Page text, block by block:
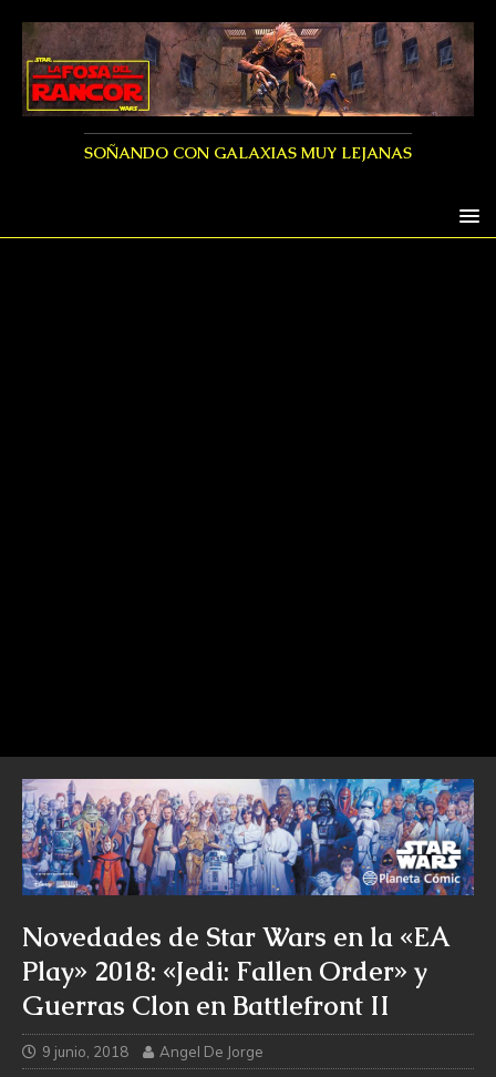
SOÑANDO CON GALAXIAS MUY LEJANAS
Novedades de Star Wars en la «EA
Play» 2018: «Jedi: Fallen Order» y
Guerras Clon en Battlefront II
9 junio, 2018 Angel De Jorge